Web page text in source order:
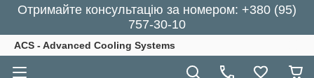
Отримайте консультацію за номером: +380 (95)
757-30-10
ACS - Advanced Cooling Systems